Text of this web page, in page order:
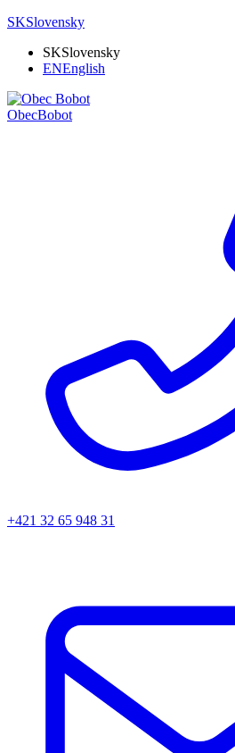
SKSlovensky
SKSlovensky
ENEnglish
ObecBobot
+421 32 65 948 31